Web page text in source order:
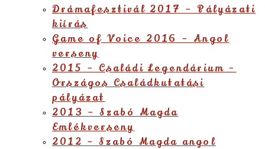
Drámafesztivál 2017 – Pályázati
kiírás
Game of Voice 2016 – Angol
verseny
2015 – Családi Legendárium –
Országos Családkutatási
pályázat
2013 – Szabó Magda
Emlékverseny
2012 – Szabó Magda angol